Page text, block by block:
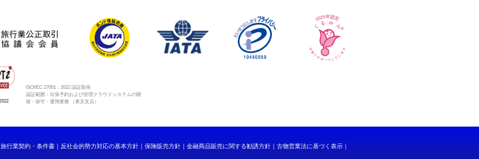
ISO/IEC 27001：2022 認証取得
認証範囲：出張予約および管理クラウドシステムの開
発・保守・運用業務 （東京支店）
旅行業契約・条件書 反社会的勢力対応の基本方針 保険販売方針 金融商品販売に関する勧誘方針 古物営業法に基づく表示